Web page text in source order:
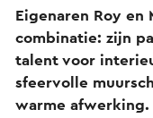
Eigenaren Roy
combinatie: zijn
talent voor
sfeervolle
warme afwerking.